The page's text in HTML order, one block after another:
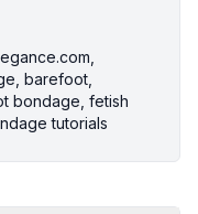
barefoot,
bondage, fetish
tutorials